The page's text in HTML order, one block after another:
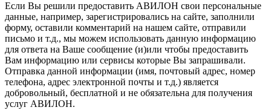
Если Вы решили предоставить АВИЛОН свои персональные
данные, например, зарегистрировались на сайте, заполнили
форму, оставили комментарий на нашем сайте, отправили
письмо и т.д., мы можем использовать данную информацию
для ответа на Ваше сообщение (и)или чтобы предоставить
Вам информацию или сервисы которые Вы запрашивали.
Отправка данной информации (имя, почтовый адрес, номер
телефона, адрес электронной почты и т.д.) является
добровольный, бесплатной и не обязательна для получения
услуг АВИЛОН.